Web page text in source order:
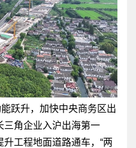
跃升，加快中央商务区出
三角企业入沪出海第一
工程地面道路通车，“两